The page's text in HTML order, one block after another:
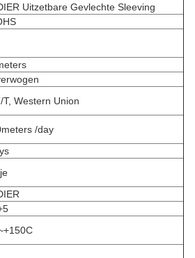
Uitzetbare Gevlechte Sleeving
T, Western Union
/day